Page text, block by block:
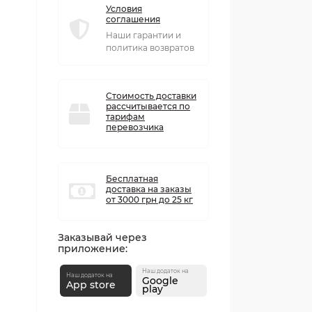
Условия
соглашения
Наши гарантии и
политика возвратов
Стоимость доставки
рассчитывается по
тарифам
перевозчика
Бесплатная
доставка на заказы
от 3000 грн до 25 кг
Заказывай через
приложение:
Наш додаток на
App store
Наш додаток на
Google
play